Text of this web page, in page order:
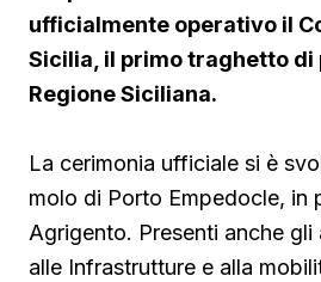
ufficialmente operativo il
Sicilia, il primo traghetto di
Regione Siciliana.
La cerimonia ufficiale si è
molo di Porto Empedocle, in
Agrigento. Presenti anche gli
alle Infrastrutture e alla